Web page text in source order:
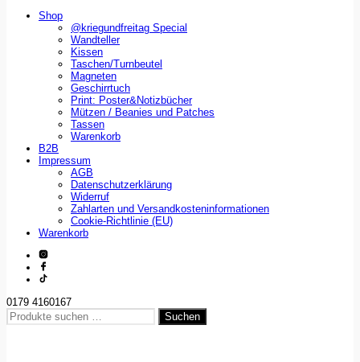
Shop
@kriegundfreitag Special
Wandteller
Kissen
Taschen/Turnbeutel
Magneten
Geschirrtuch
Print: Poster&Notizbücher
Mützen / Beanies und Patches
Tassen
Warenkorb
B2B
Impressum
AGB
Datenschutzerklärung
Widerruf
Zahlarten und Versandkosteninformationen
Cookie-Richtlinie (EU)
Warenkorb
0179 4160167
Suchen
nach:
Suchen